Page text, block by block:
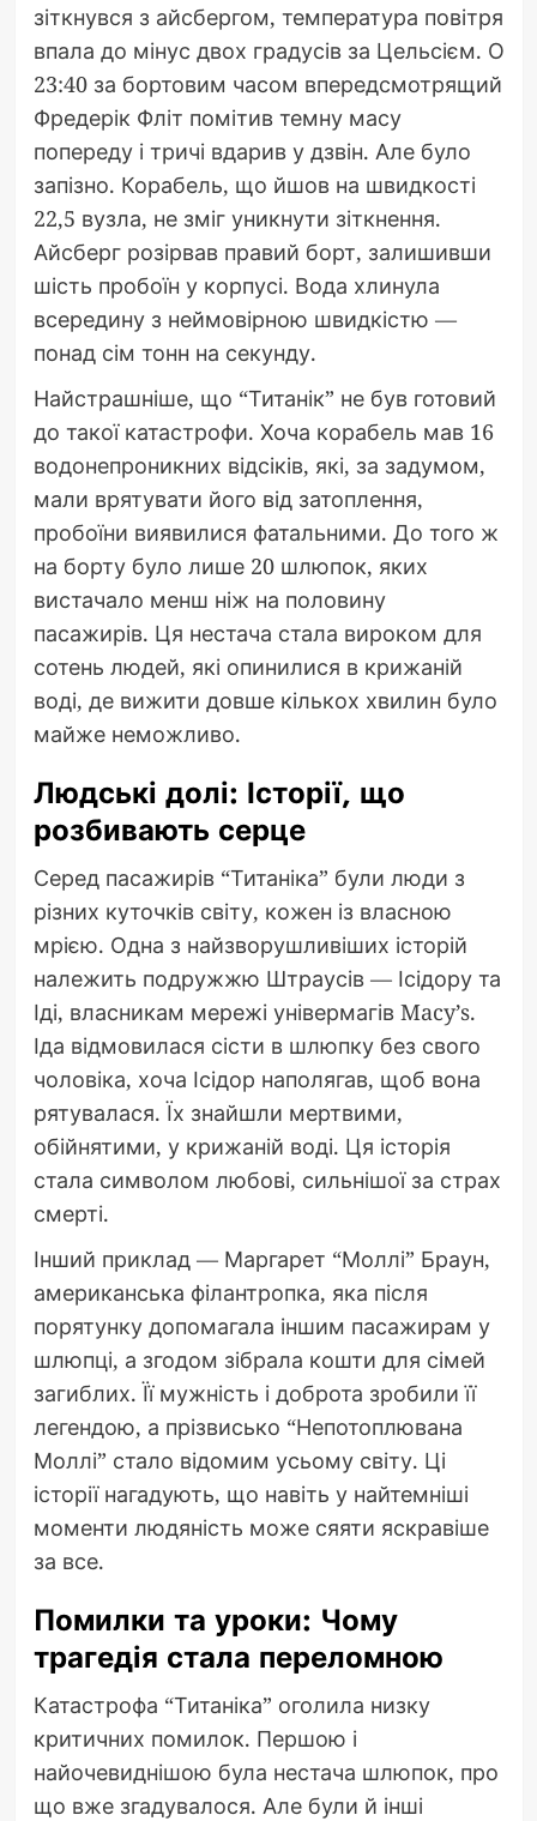
зіткнувся з айсбергом, температура повітря
впала до мінус двох градусів за Цельсієм. О
23:40 за бортовим часом впередсмотрящий
Фредерік Фліт помітив темну масу
попереду і тричі вдарив у дзвін. Але було
запізно. Корабель, що йшов на швидкості
22,5 вузла, не зміг уникнути зіткнення.
Айсберг розірвав правий борт, залишивши
шість пробоїн у корпусі. Вода хлинула
всередину з неймовірною швидкістю —
понад сім тонн на секунду.
Найстрашніше, що “Титанік” не був готовий
до такої катастрофи. Хоча корабель мав 16
водонепроникних відсіків, які, за задумом,
мали врятувати його від затоплення,
пробоїни виявилися фатальними. До того ж
на борту було лише 20 шлюпок, яких
вистачало менш ніж на половину
пасажирів. Ця нестача стала вироком для
сотень людей, які опинилися в крижаній
воді, де вижити довше кількох хвилин було
майже неможливо.
Людські долі: Історії, що
розбивають серце
Серед пасажирів “Титаніка” були люди з
різних куточків світу, кожен із власною
мрією. Одна з найзворушливіших історій
належить подружжю Штраусів — Ісідору та
Іді, власникам мережі універмагів Macy’s.
Іда відмовилася сісти в шлюпку без свого
чоловіка, хоча Ісідор наполягав, щоб вона
рятувалася. Їх знайшли мертвими,
обійнятими, у крижаній воді. Ця історія
стала символом любові, сильнішої за страх
смерті.
Інший приклад — Маргарет “Моллі” Браун,
американська філантропка, яка після
порятунку допомагала іншим пасажирам у
шлюпці, а згодом зібрала кошти для сімей
загиблих. Її мужність і доброта зробили її
легендою, а прізвисько “Непотоплювана
Моллі” стало відомим усьому світу. Ці
історії нагадують, що навіть у найтемніші
моменти людяність може сяяти яскравіше
за все.
Помилки та уроки: Чому
трагедія стала переломною
Катастрофа “Титаніка” оголила низку
критичних помилок. Першою і
найочевиднішою була нестача шлюпок, про
що вже згадувалося. Але були й інші